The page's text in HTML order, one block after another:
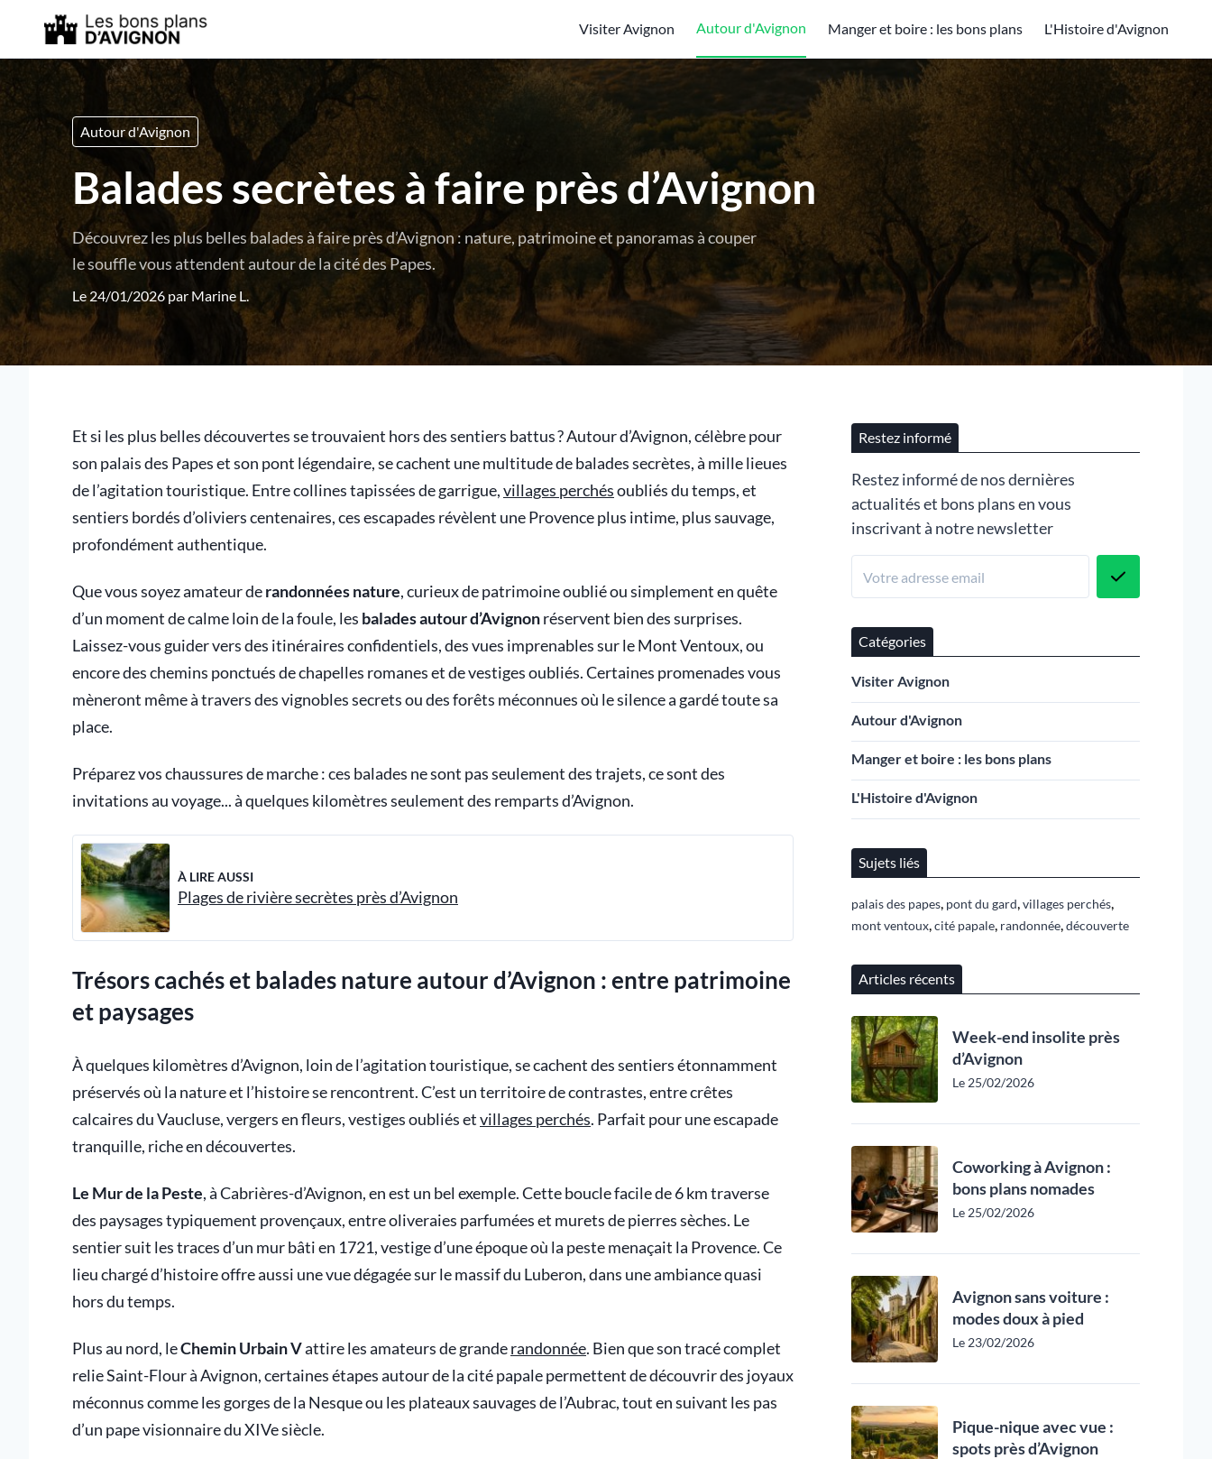
Visiter Avignon Autour d'Avignon Manger et boire : les bons plans L'Histoire d'Avignon
Autour d'Avignon
Balades secrètes à faire près d’Avignon
Découvrez les plus belles balades à faire près d’Avignon : nature, patrimoine et panoramas à couper
le souffle vous attendent autour de la cité des Papes.
Le 24/01/2026 par Marine L.
Et si les plus belles découvertes se trouvaient hors des sentiers battus ? Autour d’Avignon, célèbre pour
son palais des Papes et son pont légendaire, se cachent une multitude de balades secrètes, à mille lieues
de l’agitation touristique. Entre collines tapissées de garrigue,villages perchésoubliés du temps, et
sentiers bordés d’oliviers centenaires, ces escapades révèlent une Provence plus intime, plus sauvage,
profondément authentique.
Que vous soyez amateur derandonnées nature, curieux de patrimoine oublié ou simplement en quête
d’un moment de calme loin de la foule, les balades autour d’Avignonréservent bien des surprises.
Laissez-vous guider vers des itinéraires confidentiels, des vues imprenables sur le Mont Ventoux, ou
encore des chemins ponctués de chapelles romanes et de vestiges oubliés. Certaines promenades vous
mèneront même à travers des vignobles secrets ou des forêts méconnues où le silence a gardé toute sa
place.
Préparez vos chaussures de marche : ces balades ne sont pas seulement des trajets, ce sont des
invitations au voyage... à quelques kilomètres seulement des remparts d’Avignon.
À LIRE AUSSI
Plages de rivière secrètes près d’Avignon
Trésors cachés et balades nature autour d’Avignon : entre patrimoine
et paysages
À quelques kilomètres d’Avignon, loin de l’agitation touristique, se cachent des sentiers étonnamment
préservés où la nature et l’histoire se rencontrent. C’est un territoire de contrastes, entre crêtes
calcaires du Vaucluse, vergers en fleurs, vestiges oubliés etvillages perchés. Parfait pour une escapade
tranquille, riche en découvertes.
Le Mur de la Peste, à Cabrières-d’Avignon, en est un bel exemple. Cette boucle facile de 6 km traverse
des paysages typiquement provençaux, entre oliveraies parfumées et murets de pierres sèches. Le
sentier suit les traces d’un mur bâti en 1721, vestige d’une époque où la peste menaçait la Provence. Ce
lieu chargé d’histoire offre aussi une vue dégagée sur le massif du Luberon, dans une ambiance quasi
hors du temps.
Plus au nord, leChemin Urbain Vattire les amateurs de granderandonnée. Bien que son tracé complet
relie Saint-Flour à Avignon, certaines étapes autour de la cité papale permettent de découvrir des joyaux
méconnus comme les gorges de la Nesque ou les plateaux sauvages de l’Aubrac, tout en suivant les pas
d’un pape visionnaire du XIVe siècle.
Restez informé
Restez informé de nos dernières
actualités et bons plans en vous
inscrivant à notre newsletter
Catégories
Visiter Avignon
Autour d'Avignon
Manger et boire : les bons plans
L'Histoire d'Avignon
Sujets liés
palais des papes, pont du gard,villages perchés,
mont ventoux,cité papale, randonnée,découverte
Articles récents
Week-end insolite près
d’Avignon
Le 25/02/2026
Coworking à Avignon :
bons plans nomades
Le 25/02/2026
Avignon sans voiture :
modes doux à pied
Le 23/02/2026
Pique-nique avec vue :
spots près d’Avignon